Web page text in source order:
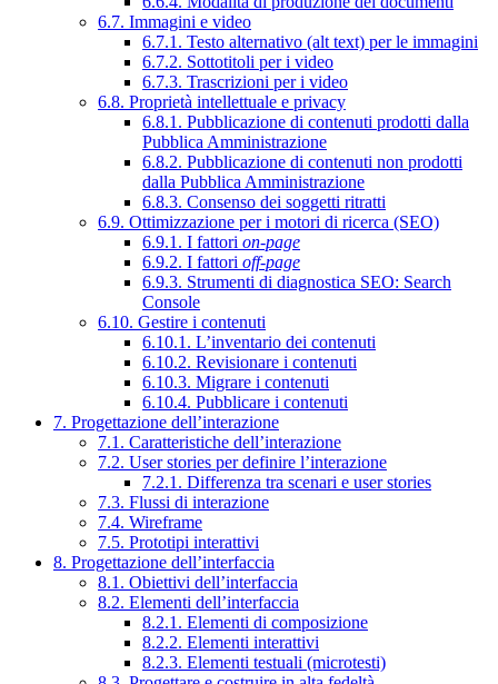
6.7. Immagini e video
6.7.1. Testo alternativo (alt text) per le immagini
6.7.2. Sottotitoli per i video
6.7.3. Trascrizioni per i video
6.8. Proprietà intellettuale e privacy
6.8.1. Pubblicazione di contenuti prodotti dalla
Pubblica Amministrazione
6.8.2. Pubblicazione di contenuti non prodotti
dalla Pubblica Amministrazione
6.8.3. Consenso dei soggetti ritratti
6.9. Ottimizzazione per i motori di ricerca (SEO)
6.9.1. I fattori on-page
6.9.2. I fattori off-page
6.9.3. Strumenti di diagnostica SEO: Search
Console
6.10. Gestire i contenuti
6.10.1. L’inventario dei contenuti
6.10.2. Revisionare i contenuti
6.10.3. Migrare i contenuti
6.10.4. Pubblicare i contenuti
7. Progettazione dell’interazione
7.1. Caratteristiche dell’interazione
7.2. User stories per definire l’interazione
7.2.1. Differenza tra scenari e user stories
7.3. Flussi di interazione
7.4. Wireframe
7.5. Prototipi interattivi
8. Progettazione dell’interfaccia
8.1. Obiettivi dell’interfaccia
8.2. Elementi dell’interfaccia
8.2.1. Elementi di composizione
8.2.2. Elementi interattivi
8.2.3. Elementi testuali (microtesti)